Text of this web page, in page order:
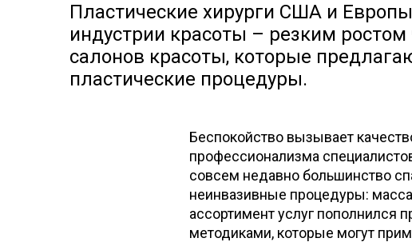
Пластические хирурги США и
индустрии красоты – резким
салонов красоты, которые
пластические процедуры.
Беспокойство вызывает
профессионализма
совсем недавно большинство
неинвазивные процедуры:
ассортимент услуг пополнился
методиками, которые могут